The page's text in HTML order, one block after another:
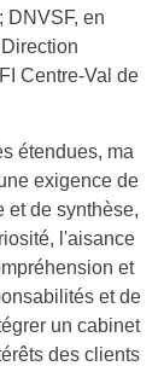
DNVSF, en
Centre-Val de
étendues, ma
exigence de
et de synthèse,
l'aisance
et
et de
un cabinet
des clients